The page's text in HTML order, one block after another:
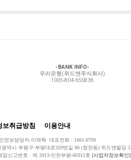
-BANK INFO-
우리은행(위드앤주식회사)
1005-804-655836
보취급방침 이용안내
보담당자:이재혁 대표전화 : 1661-0709
역시 부평구 부평대로329번길 86 (청천동) 위드앤빌딩
신고번호 : 제 2013-인천부평-00315호 [사업자정보확인]